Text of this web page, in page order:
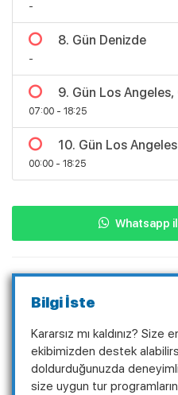
-
8. Gün Denizde
-
9. Gün Los
07:00 - 18:25
10. Gün Los
00:00 - 18:25
Whatsapp
Bilgi İste
Kararsız mı kaldınız?
ekibimizden destek
doldurduğunuzda
size uygun tur